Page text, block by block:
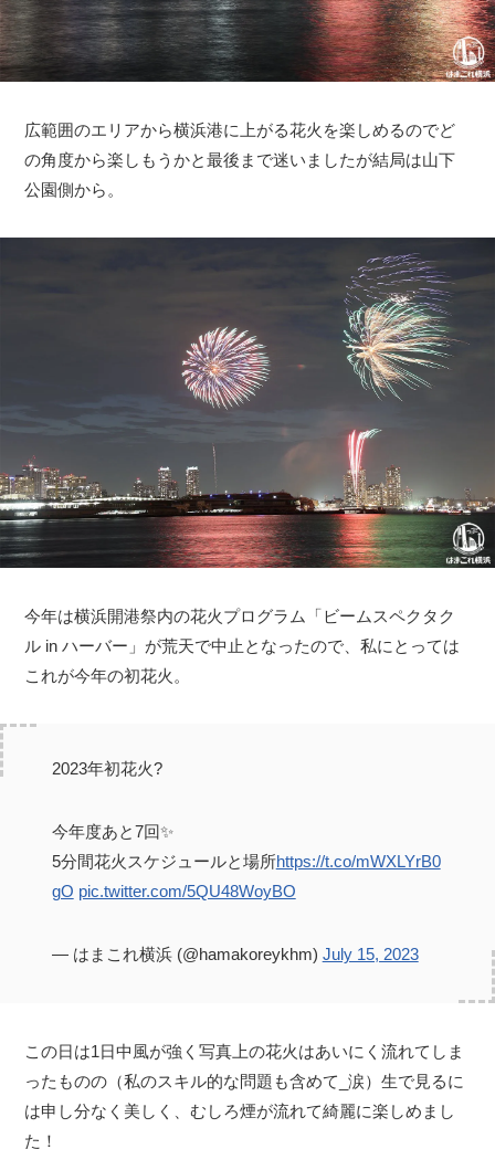
広範囲のエリアから横浜港に上がる花火を楽しめるのでど
の角度から楽しもうかと最後まで迷いましたが結局は山下
公園側から。
今年は横浜開港祭内の花火プログラム「ビームスペクタク
ル in ハーバー」が荒天で中止となったので、私にとっては
これが今年の初花火。
2023年初花火?
今年度あと7回✨
5分間花火スケジュールと場所https://t.co/mWXLYrB0
gO pic.twitter.com/5QU48WoyBO
— はまこれ横浜 (@hamakoreykhm) July 15, 2023
この日は1日中風が強く写真上の花火はあいにく流れてしま
ったものの（私のスキル的な問題も含めて_涙）生で見るに
は申し分なく美しく、むしろ煙が流れて綺麗に楽しめまし
た！